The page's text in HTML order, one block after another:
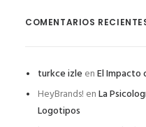
COMENTARIOS
turkce izle enEl Impacto
HeyBrands! enLa
Logotipos